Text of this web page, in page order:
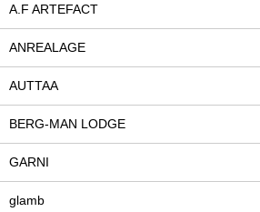
A.F ARTEFACT
ANREALAGE
AUTTAA
BERG-MAN LODGE
GARNI
glamb